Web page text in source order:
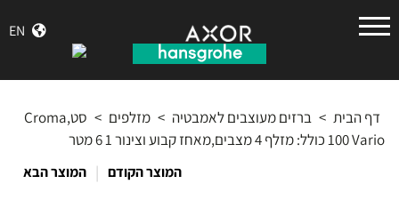
EN
גרואה
דף הבית > ברזים מעוצבים לאמבטיה > מזלפים >
סט,Croma
100 Vario כולל: מזלף 4 מצבים,מאחז קבוע וצינור 1 6 מטר
המוצר הקודם | המוצר הבא